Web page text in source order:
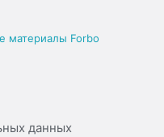
материалы Forbo
данных